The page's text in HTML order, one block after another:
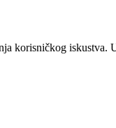
korisničkog iskustva.